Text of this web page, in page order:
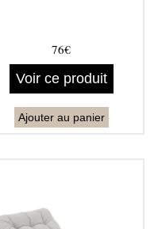
76€
Voir ce produit
Ajouter au panier